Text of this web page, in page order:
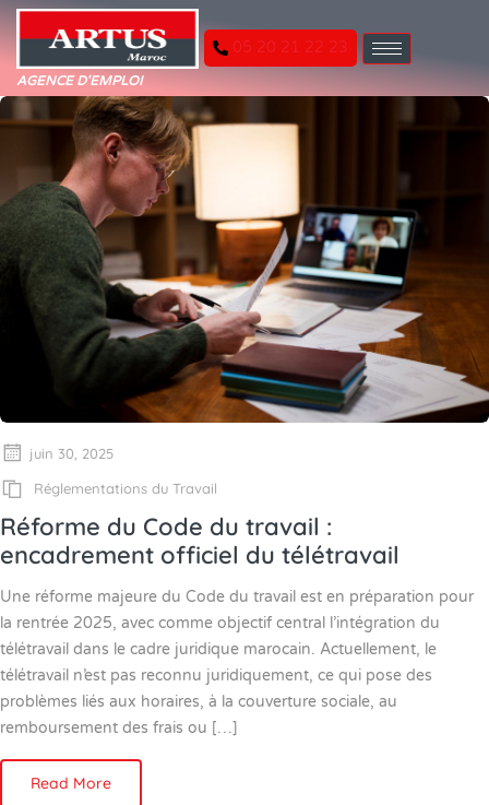
AGENCE D'EMPLOI
05 20 21 22 23
juin 30, 2025
Réglementations du Travail
Réforme du Code du travail :
encadrement officiel du télétravail
Une réforme majeure du Code du travail est en préparation pour
la rentrée 2025, avec comme objectif central l’intégration du
télétravail dans le cadre juridique marocain. Actuellement, le
télétravail n’est pas reconnu juridiquement, ce qui pose des
problèmes liés aux horaires, à la couverture sociale, au
remboursement des frais ou […]
Read More